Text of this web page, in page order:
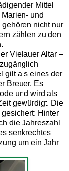
Mittel
und
nicht nur
zählen zu den
Vielauer Altar –
gilt als eines der
Breuer. Es
und wird als
gewürdigt. Die
Hinter
die Jahreszahl
senkrechtes
um ein Jahr